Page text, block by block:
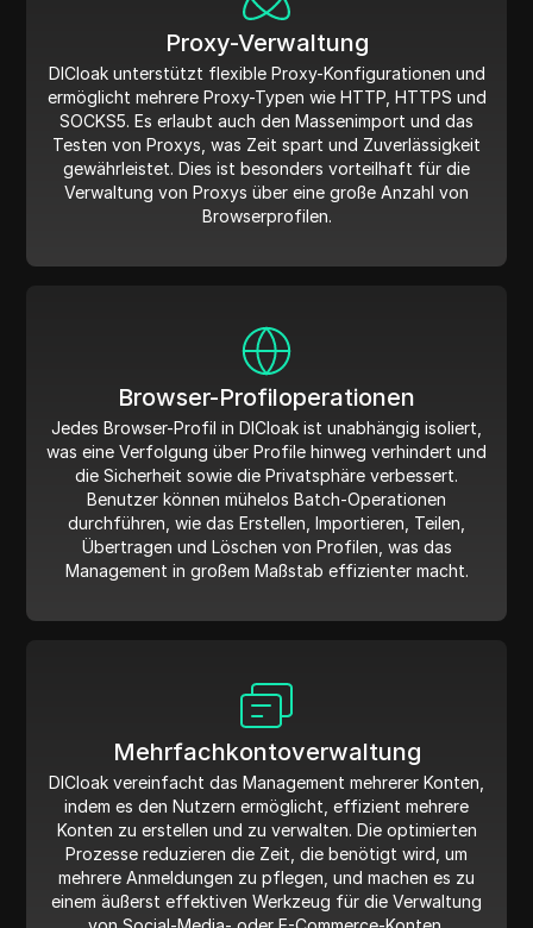
Proxy-Verwaltung
DICloak unterstützt flexible Proxy-Konfigurationen und
ermöglicht mehrere Proxy-Typen wie HTTP, HTTPS und
SOCKS5. Es erlaubt auch den Massenimport und das
Testen von Proxys, was Zeit spart und Zuverlässigkeit
gewährleistet. Dies ist besonders vorteilhaft für die
Verwaltung von Proxys über eine große Anzahl von
Browserprofilen.
Browser-Profiloperationen
Jedes Browser-Profil in DICloak ist unabhängig isoliert,
was eine Verfolgung über Profile hinweg verhindert und
die Sicherheit sowie die Privatsphäre verbessert.
Benutzer können mühelos Batch-Operationen
durchführen, wie das Erstellen, Importieren, Teilen,
Übertragen und Löschen von Profilen, was das
Management in großem Maßstab effizienter macht.
Mehrfachkontoverwaltung
DICloak vereinfacht das Management mehrerer Konten,
indem es den Nutzern ermöglicht, effizient mehrere
Konten zu erstellen und zu verwalten. Die optimierten
Prozesse reduzieren die Zeit, die benötigt wird, um
mehrere Anmeldungen zu pflegen, und machen es zu
einem äußerst effektiven Werkzeug für die Verwaltung